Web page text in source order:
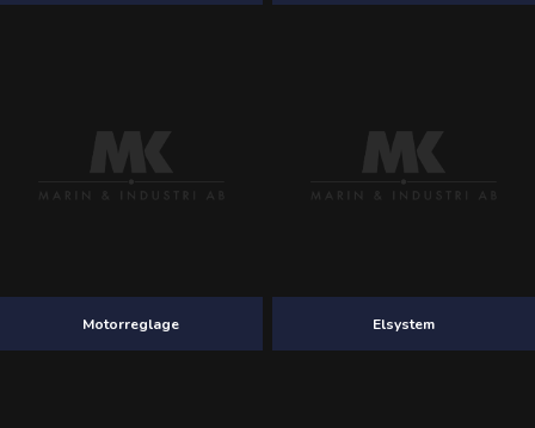
Motorreglage Elsystem